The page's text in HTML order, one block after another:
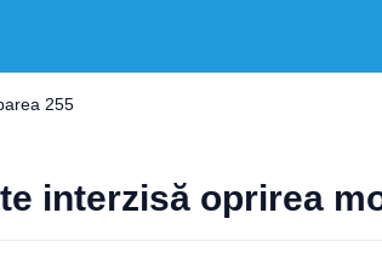
255
interzisă oprirea